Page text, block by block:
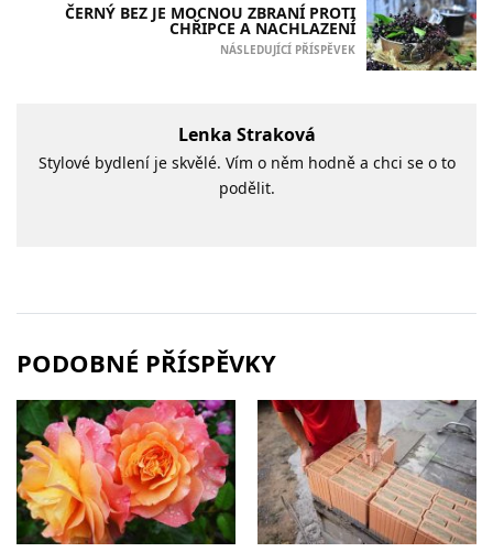
ČERNÝ BEZ JE MOCNOU ZBRANÍ PROTI
CHŘIPCE A NACHLAZENÍ
NÁSLEDUJÍCÍ PŘÍSPĚVEK
Lenka Straková
Stylové bydlení je skvělé. Vím o něm hodně a chci se o to
podělit.
PODOBNÉ PŘÍSPĚVKY